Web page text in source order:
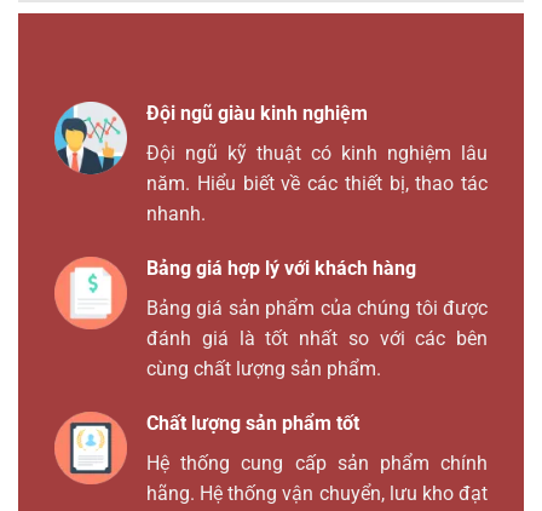
Đội ngũ giàu kinh nghiệm
Đội ngũ kỹ thuật có kinh nghiệm lâu
năm. Hiểu biết về các thiết bị, thao tác
nhanh.
Bảng giá hợp lý với khách hàng
Bảng giá sản phẩm của chúng tôi được
đánh giá là tốt nhất so với các bên
cùng chất lượng sản phẩm.
Chất lượng sản phẩm tốt
Hệ thống cung cấp sản phẩm chính
hãng. Hệ thống vận chuyển, lưu kho đạt